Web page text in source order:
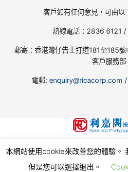
客戶如有任何意見，可由以
熱線電話：2836 6121
郵寄：香港灣仔告士打道181至185
客戶服務部
電郵: enquiry@ricacorp.com /
地產代理(公司)牌照號碼:C-002504
© 2026利嘉閣按揭代理有限公司 Ricacorp Mortgage
本網站使用cookie來改善您的體驗。
但是您可以選擇退出。